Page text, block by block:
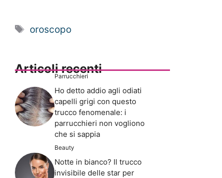
Tag
oroscopo
Articoli recenti
Parrucchieri
Ho detto addio agli odiati
capelli grigi con questo
trucco fenomenale: i
parrucchieri non vogliono
che si sappia
Beauty
Notte in bianco? Il trucco
invisibile delle star per